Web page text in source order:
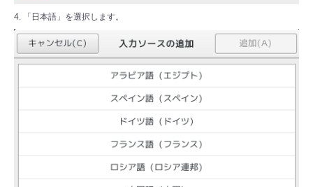
4. 「日本語」を選択します。